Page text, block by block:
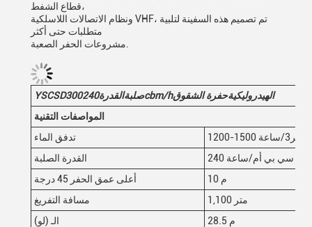
قطاع الشفط،
ونظام الاتصالات اللاسلكية VHF، تم تصميم هذه السفينة لتلبية
متطلبات حتى أكثر
YSCSD300 صلبةالقدرة240 cbm/h الهيدروليكيةحفرة الشقوق
المواصفات التقنية
تدفق الماء
1200-1500 متر3/ساعة
القدرة الصلبة
240 سي بي أم/ساعة
أعلى عمق الحفر 45 درجة
10 م
مسافة التفريغ
1,100 متر
الـ (لو)
28.5 م